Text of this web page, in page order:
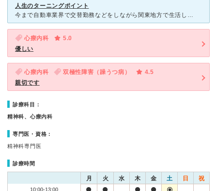
人生のターニングポイント
今まで自動車業界で交替勤務などをしながら関東地方で生活していましたが朝帰ってきても寝れない 夜遅くなっても寝れないからと医師に相談して安定剤や睡眠薬などを飲みながら何十年も仕事していました。ある時仕
心療内科
5.0
優しい
心療内科 双極性障害（躁うつ病）
4.5
親切です
診療科目：
精神科、心療内科
専門医・資格：
精神科専門医
診療時間
月 火 水 木 金 土 日 祝
10:00-13:00